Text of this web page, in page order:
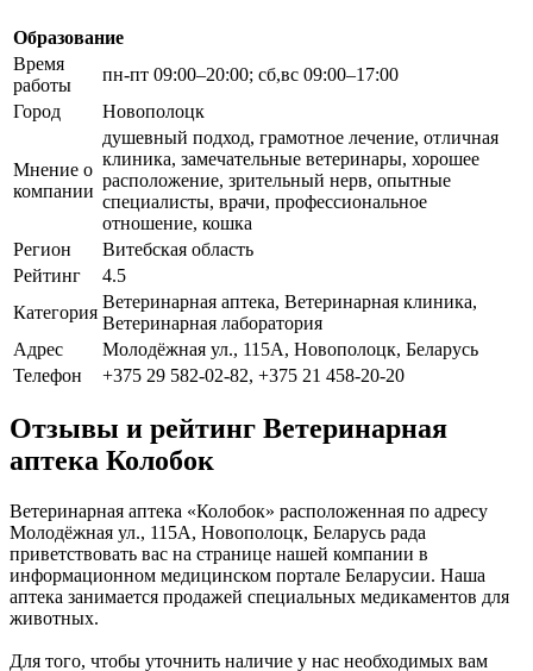
Образование
Время
работы
пн-пт 09:00–20:00; сб,вс 09:00–17:00
Город
Новополоцк
Мнение о
компании
душевный подход, грамотное лечение, отличная
клиника, замечательные ветеринары, хорошее
расположение, зрительный нерв, опытные
специалисты, врачи, профессиональное
отношение, кошка
Регион
Витебская область
Рейтинг
4.5
Категория
Ветеринарная аптека, Ветеринарная клиника,
Ветеринарная лаборатория
Адрес
Молодёжная ул., 115А, Новополоцк, Беларусь
Телефон
+375 29 582-02-82, +375 21 458-20-20
Отзывы и рейтинг Ветеринарная
аптека Колобок
Ветеринарная аптека «Колобок» расположенная по адресу
Молодёжная ул., 115А, Новополоцк, Беларусь рада
приветствовать вас на странице нашей компании в
информационном медицинском портале Беларусии. Наша
аптека занимается продажей специальных медикаментов для
животных.
Для того, чтобы уточнить наличие у нас необходимых вам